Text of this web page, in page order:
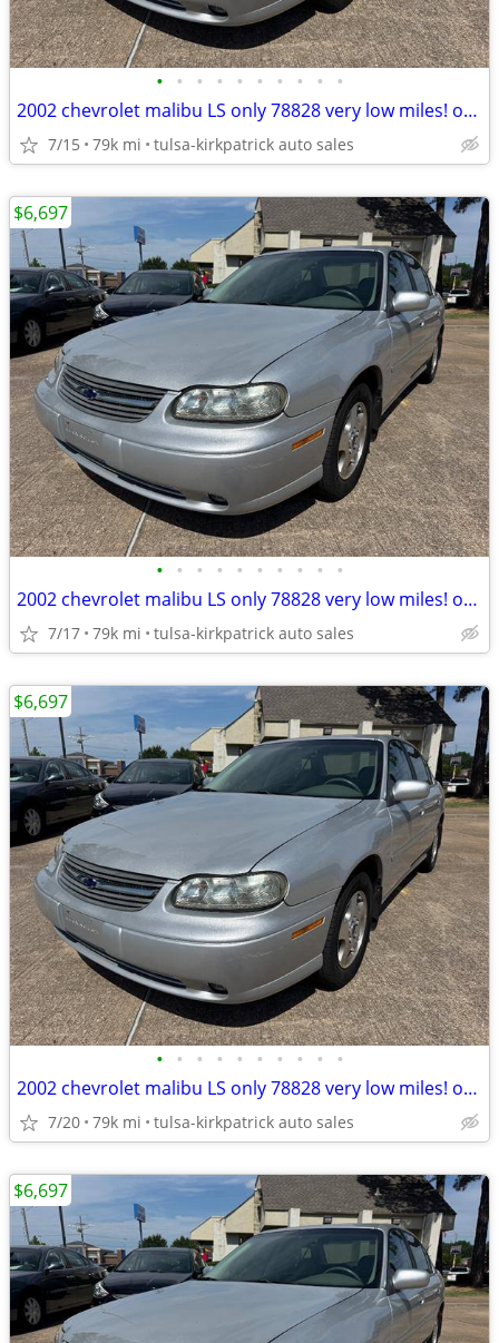
• • • • • • • • • •
2002 chevrolet malibu LS only 78828 very low miles! only $6697 cash
7/15 79k mi tulsa-kirkpatrick auto sales
• • • • • • • • • •
2002 chevrolet malibu LS only 78828 very low miles! only $6697 cash
7/17 79k mi tulsa-kirkpatrick auto sales
$6,697
• • • • • • • • • •
2002 chevrolet malibu LS only 78828 very low miles! only $6697 cash
7/20 79k mi tulsa-kirkpatrick auto sales
$6,697
$6,697